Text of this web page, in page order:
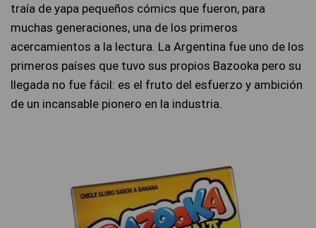
traía de yapa pequeños cómics que fueron, para
muchas generaciones, una de los primeros
acercamientos a la lectura. La Argentina fue uno de los
primeros países que tuvo sus propios Bazooka pero su
llegada no fue fácil: es el fruto del esfuerzo y ambición
de un incansable pionero en la industria.